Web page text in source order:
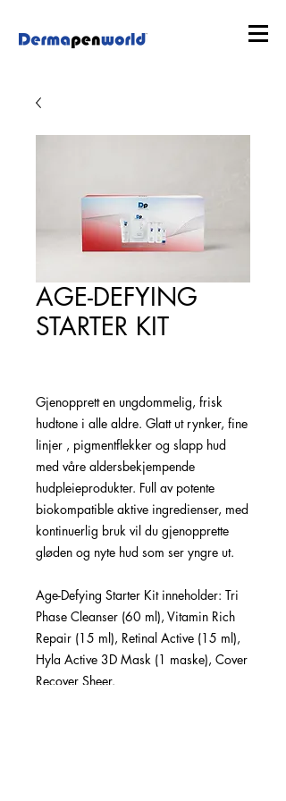
AGE-DEFYING
STARTER KIT
Gjenopprett en ungdommelig, frisk
hudtone i alle aldre. Glatt ut rynker, fine
linjer , pigmentflekker og slapp hud
med våre aldersbekjempende
hudpleieprodukter. Full av potente
biokompatible aktive ingredienser, med
kontinuerlig bruk vil du gjenopprette
gløden og nyte hud som ser yngre ut.
Age-Defying Starter Kit inneholder: Tri
Phase Cleanser (60 ml), Vitamin Rich
Repair (15 ml), Retinal Active (15 ml),
Hyla Active 3D Mask (1 maske), Cover
Recover Sheer.